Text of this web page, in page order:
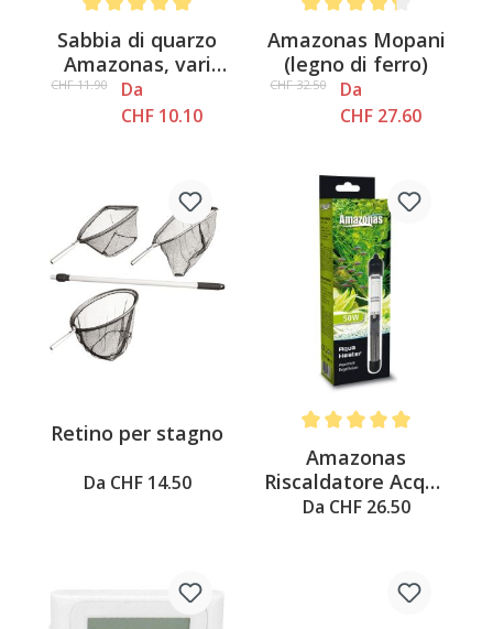
Average rating of 5 out of 5 stars
Sabbia di quarzo
Amazonas, vari
colori
CHF 11.90
Da
CHF 10.10
Average rating of 4.3 out
Amazonas Mopani
(legno di ferro)
CHF 32.50
Da
CHF 27.60
Retino per stagno
Da CHF 14.50
Amazonas
Riscaldatore Acqua
- Riscaldatore
Da CHF 26.50